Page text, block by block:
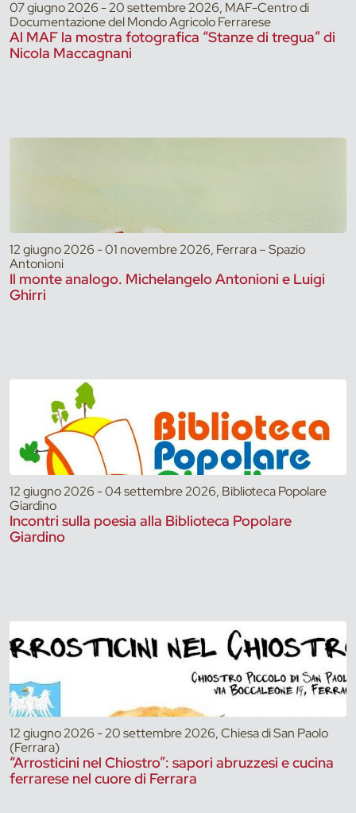
07 giugno 2026 - 20 settembre 2026, MAF-Centro di
Documentazione del Mondo Agricolo Ferrarese
Al MAF la mostra fotografica “Stanze di tregua” di
Nicola Maccagnani
12 giugno 2026 - 01 novembre 2026, Ferrara – Spazio
Antonioni
Il monte analogo. Michelangelo Antonioni e Luigi
Ghirri
12 giugno 2026 - 04 settembre 2026, Biblioteca Popolare
Giardino
Incontri sulla poesia alla Biblioteca Popolare
Giardino
12 giugno 2026 - 20 settembre 2026, Chiesa di San Paolo
(Ferrara)
“Arrosticini nel Chiostro”: sapori abruzzesi e cucina
ferrarese nel cuore di Ferrara